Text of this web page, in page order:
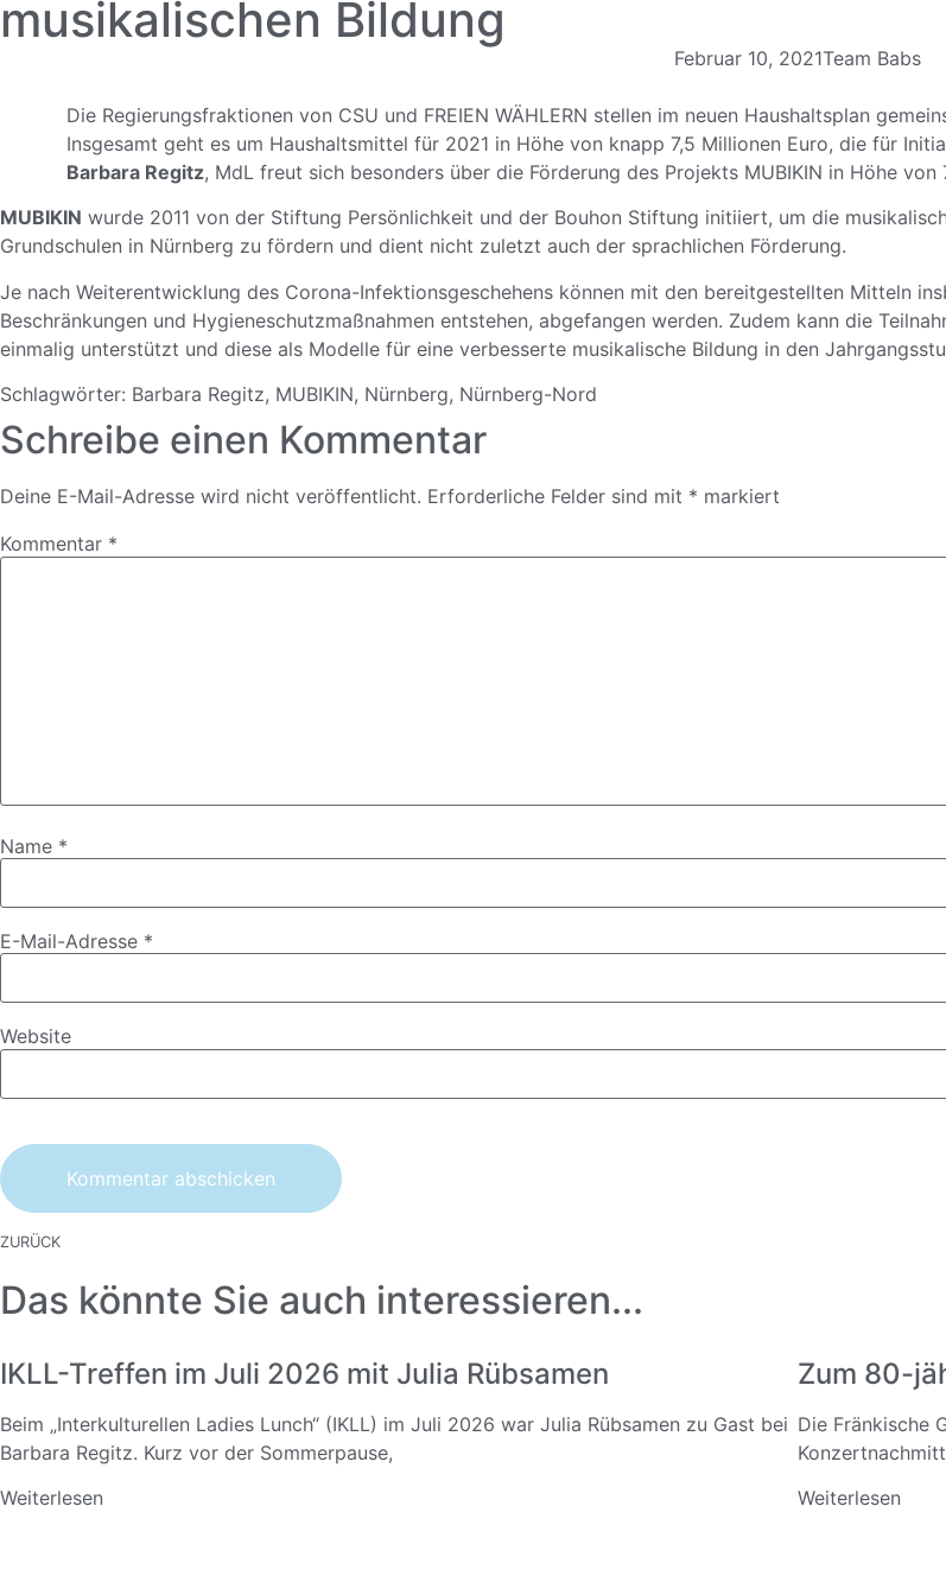
musikalischen Bildung
Februar 10, 2021Team Babs
Die Regierungsfraktionen von CSU und FREIEN WÄHLERN stellen im neuen Haushaltsplan
Insgesamt geht es um Haushaltsmittel für 2021 in Höhe von knapp 7,5 Millionen Euro, die für
Barbara Regitz, MdL freut sich besonders über die Förderung des Projekts MUBIKIN in Höhe von
MUBIKIN wurde 2011 von der Stiftung Persönlichkeit und der Bouhon Stiftung initiiert, um die
Grundschulen in Nürnberg zu fördern und dient nicht zuletzt auch der sprachlichen Förderung.
Je nach Weiterentwicklung des Corona-Infektionsgeschehens können mit den bereitgestellten Mitteln
Beschränkungen und Hygieneschutzmaßnahmen entstehen, abgefangen werden. Zudem kann die
einmalig unterstützt und diese als Modelle für eine verbesserte musikalische Bildung in den
Schlagwörter: Barbara Regitz, MUBIKIN, Nürnberg, Nürnberg-Nord
Schreibe einen Kommentar
Deine E-Mail-Adresse wird nicht veröffentlicht. Erforderliche Felder sind mit * markiert
Kommentar *
Name *
E-Mail-Adresse *
Website
ZURÜCK
Das könnte Sie auch interessieren...
IKLL-Treffen im Juli 2026 mit Julia Rübsamen
Beim „Interkulturellen Ladies Lunch“ (IKLL) im Juli 2026 war Julia Rübsamen zu Gast bei
Barbara Regitz. Kurz vor der Sommerpause,
Weiterlesen
Zum 80-
Die Fränkische
Weiterlesen